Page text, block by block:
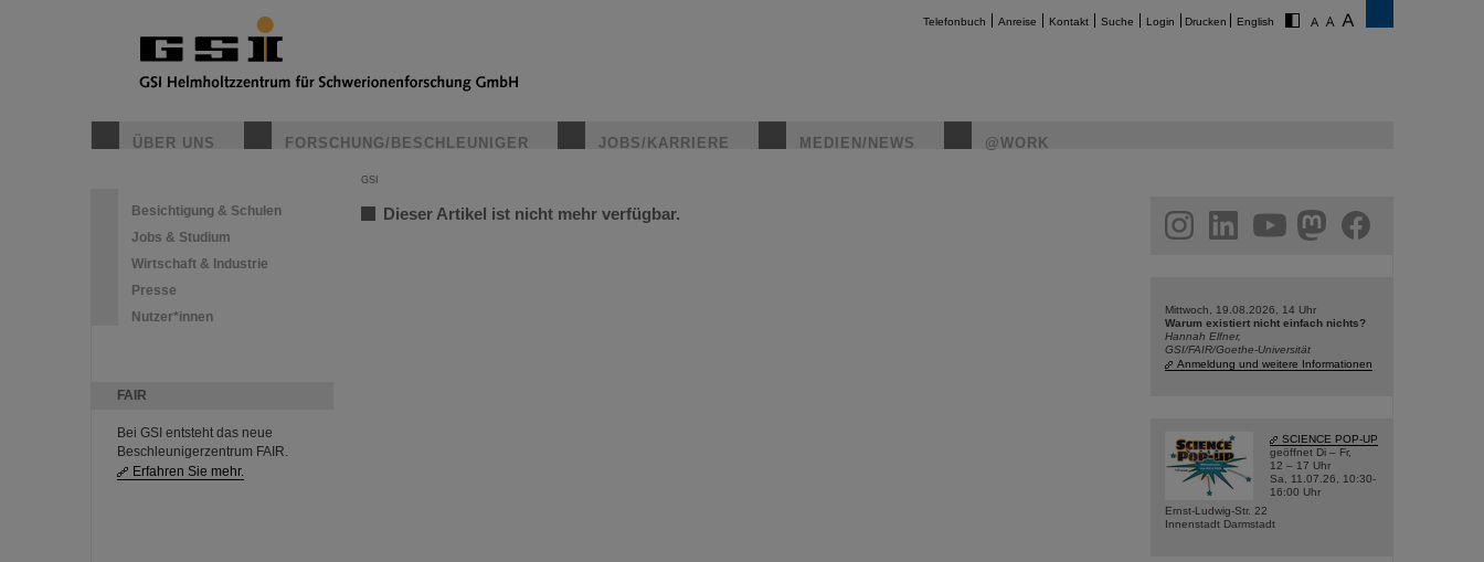
Telefonbuch Anreise Kontakt Suche Login Drucken English
ÜBER UNS FORSCHUNG/BESCHLEUNIGER JOBS/KARRIERE MEDIEN/NEWS @WORK
Besichtigung & Schulen
Jobs & Studium
Wirtschaft & Industrie
Presse
Nutzer*innen
FAIR
Bei GSI entsteht das neue
Beschleunigerzentrum FAIR.
Erfahren Sie mehr.
GSI
Dieser Artikel ist nicht mehr verfügbar. facebook
Mittwoch, 19.08.2026, 14 Uhr
Warum existiert nicht einfach nichts?
Hannah Elfner,
GSI/FAIR/Goethe-Universität
Anmeldung und weitere Informationen
SCIENCE POP-UP
geöffnet Di – Fr,
12 – 17 Uhr
Sa, 11.07.26, 10:30-
16:00 Uhr
Ernst-Ludwig-Str. 22
Innenstadt Darmstadt